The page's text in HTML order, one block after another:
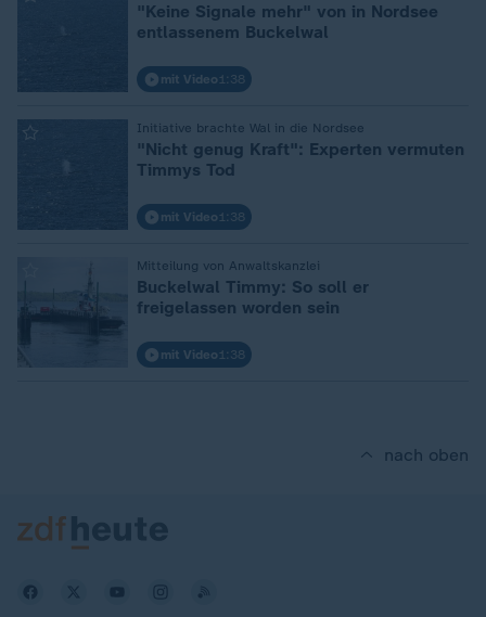
"Keine Signale mehr" von in Nordsee
entlassenem Buckelwal
mit Video 1:38
Initiative brachte Wal in die Nordsee
"Nicht genug Kraft": Experten vermuten
Timmys Tod
mit Video 1:38
Mitteilung von Anwaltskanzlei
Buckelwal Timmy: So soll er
freigelassen worden sein
mit Video 1:38
nach oben